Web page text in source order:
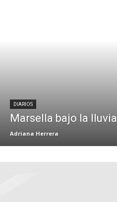
DIARIOS
Marsella bajo la lluvia
Adriana Herrera